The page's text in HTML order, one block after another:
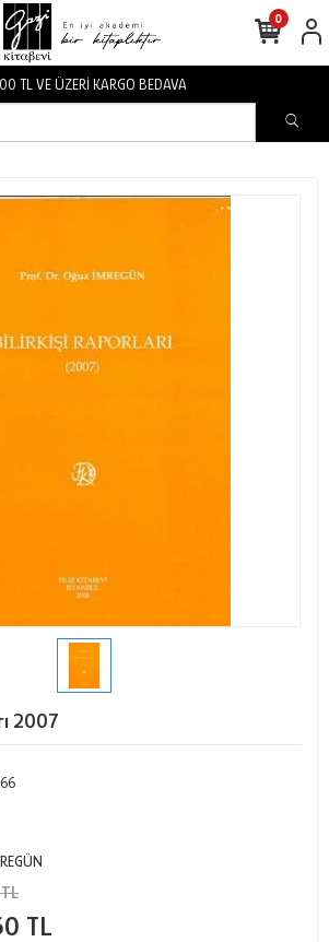
TL VE ÜZERİ KARGO BEDAVA
0
2007
TL